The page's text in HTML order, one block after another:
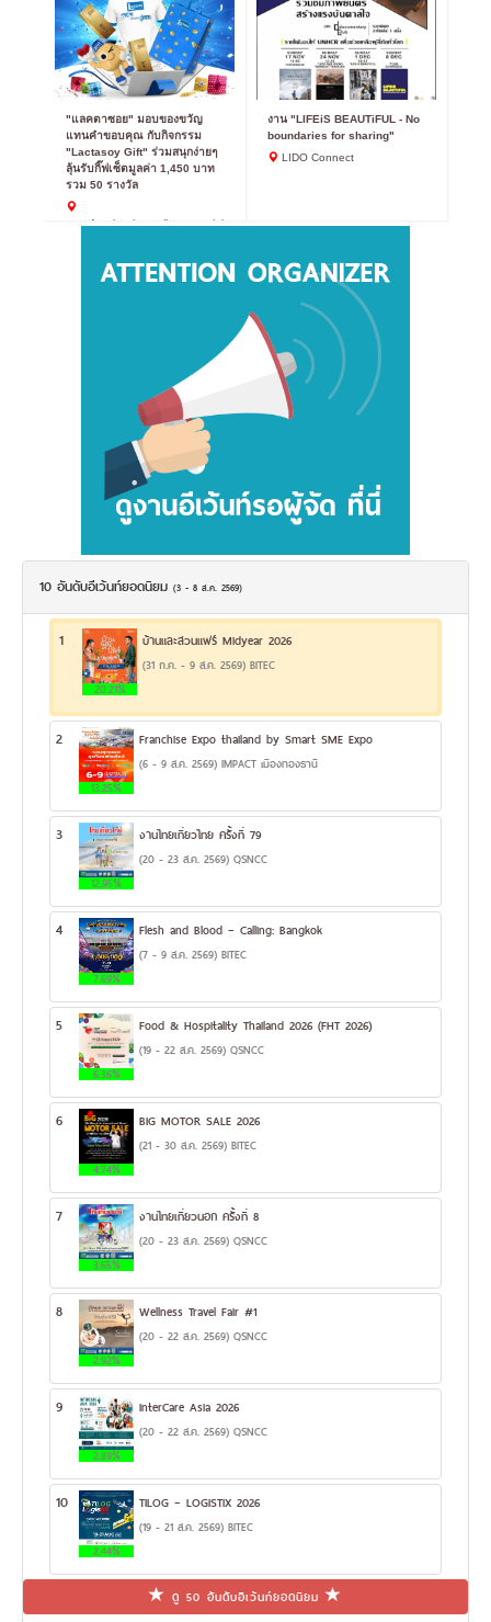
"แลคตาซอย" มอบของขวัญ
แทนคำขอบคุณ กับกิจกรรม
"Lactasoy Gift" ร่วมสนุกง่ายๆ
ลุ้นรับกิ๊ฟเซ็ตมูลค่า 1,450 บาท
รวม 50 รางวัล
www.facebook.com/lactasoyclub
งาน "LIFEiS BEAUTiFUL - No
boundaries for sharing"
LIDO Connect
10 อันดับอีเว้นท์ยอดนิยม (3 - 8 ส.ค. 2569)
1
20.21%
บ้านและสวนแฟร์ Midyear 2026
(31 ก.ค. - 9 ส.ค. 2569) BITEC
2
13.25%
Franchise Expo thailand by Smart SME Expo
(6 - 9 ส.ค. 2569) IMPACT เมืองทองธานี
3
12.95%
งานไทยเที่ยวไทย ครั้งที่ 79
(20 - 23 ส.ค. 2569) QSNCC
4
7.69%
Flesh and Blood – Calling: Bangkok
(7 - 9 ส.ค. 2569) BITEC
5
6.36%
Food & Hospitality Thailand 2026 (FHT 2026)
(19 - 22 ส.ค. 2569) QSNCC
6
4.74%
BIG MOTOR SALE 2026
(21 - 30 ส.ค. 2569) BITEC
7
3.65%
งานไทยเที่ยวนอก ครั้งที่ 8
(20 - 23 ส.ค. 2569) QSNCC
8
2.92%
Wellness Travel Fair #1
(20 - 22 ส.ค. 2569) QSNCC
9
2.89%
InterCare Asia 2026
(20 - 22 ส.ค. 2569) QSNCC
10
2.44%
TILOG – LOGISTIX 2026
(19 - 21 ส.ค. 2569) BITEC
ดู 50 อันดับอีเว้นท์ยอดนิยม